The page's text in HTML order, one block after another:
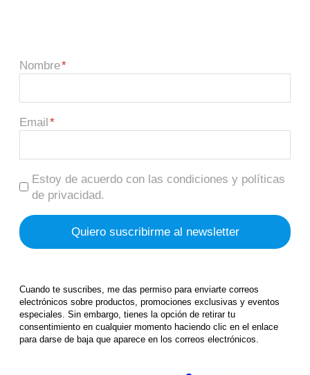
Nombre
Email
Estoy de acuerdo con las condiciones y políticas
de privacidad.
Cuando te suscribes, me das permiso para enviarte correos
electrónicos sobre productos, promociones exclusivas y eventos
especiales. Sin embargo, tienes la opción de retirar tu
consentimiento en cualquier momento haciendo clic en el enlace
para darse de baja que aparece en los correos electrónicos.